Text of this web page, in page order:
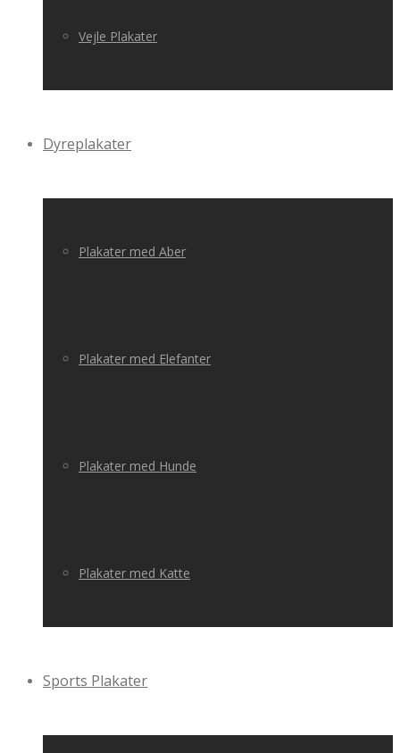
Vejle Plakater
Dyreplakater
Plakater med Aber
Plakater med Elefanter
Plakater med Hunde
Plakater med Katte
Sports Plakater